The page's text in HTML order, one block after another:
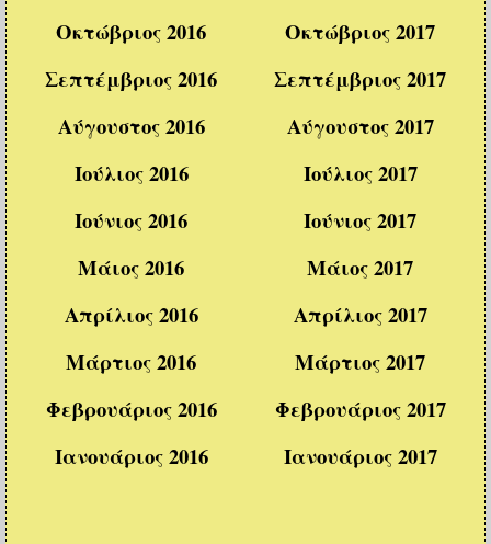
Οκτώβριος 2016
Σεπτέμβριος 2016
Αύγουστος 2016
Ιούλιος 2016
Ιούνιος 2016
Μάιος 2016
Απρίλιος 2016
Μάρτιος 2016
Φεβρουάριος 2016
Ιανουάριος 2016
Οκτώβριος 2017
Σεπτέμβριος 2017
Αύγουστος 2017
Ιούλιος 2017
Ιούνιος 2017
Μάιος 2017
Απρίλιος 2017
Μάρτιος 2017
Φεβρουάριος 2017
Ιανουάριος 2017